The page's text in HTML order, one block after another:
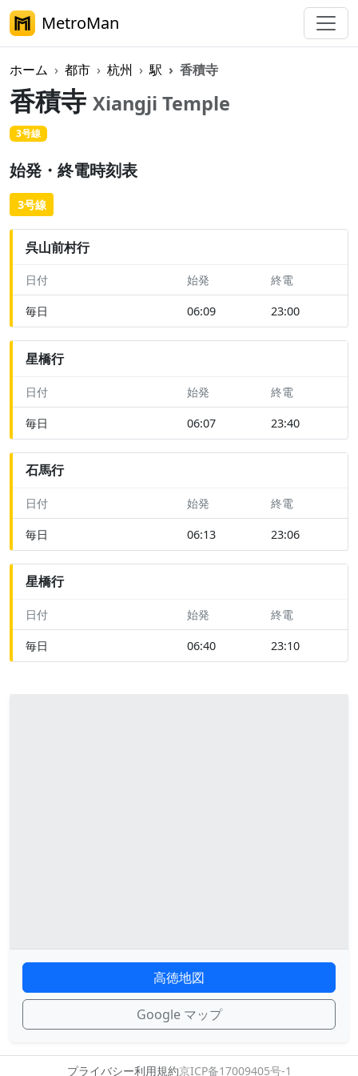
MetroMan
ホーム 都市 杭州 駅 香積寺
香積寺 Xiangji Temple
3号線
始発・終電時刻表
3号線
呉山前村行
日付 始発 終電
毎日 06:09 23:00
星橋行
日付 始発 終電
毎日 06:07 23:40
石馬行
日付 始発 終電
毎日 06:13 23:06
星橋行
日付 始発 終電
毎日 06:40 23:10
高徳地図
Google マップ
プライバシー利用規約京ICP备17009405号-1